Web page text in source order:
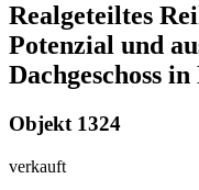
Realgeteiltes
Potenzial und
Dachgeschoss
Objekt 1324
verkauft